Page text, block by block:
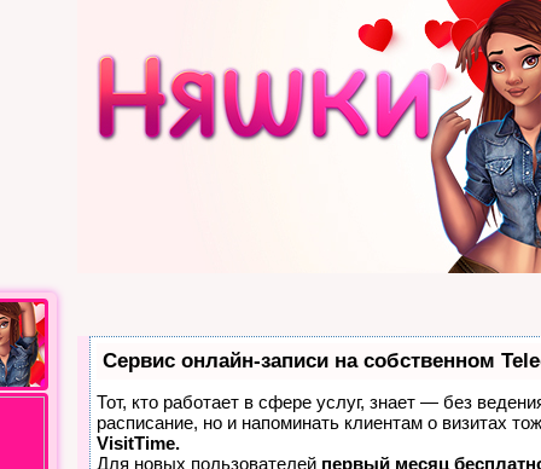
Сервис онлайн-записи на собственном
Тот, кто работает в сфере услуг, знает — без
расписание, но и напоминать клиентам о визитах
VisitTime.
Для новых пользователей первый месяц